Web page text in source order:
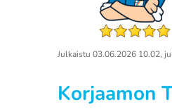
Julkaistu 03.06.2026 10.02,
Korjaamon